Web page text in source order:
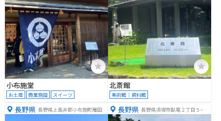
小布施堂
お土産 商業施設 スイーツ
北斎館
美術館｜資料館
長野県 長野県上高井郡小布施町雁田６
１５
長野県 長野県須坂市臥竜２丁目５−１
３